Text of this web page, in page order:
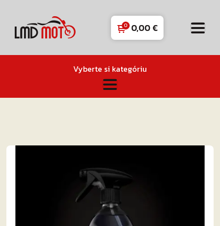
0,00€
Vyberte si kategóriu